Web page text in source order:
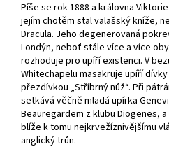
Píše se rok 1888 a královna
jejím chotěm stal valašský kníže,
Dracula. Jeho degenerovaná
Londýn, neboť stále více a více
rozhoduje pro upíří existenci. V
Whitechapelu masakruje upíří
přezdívkou „Stříbrný nůž“. Při
setkává věčně mladá upírka
Beauregardem z klubu Diogenes,
blíže k tomu nejkrvežíznivějšímu
anglický trůn.